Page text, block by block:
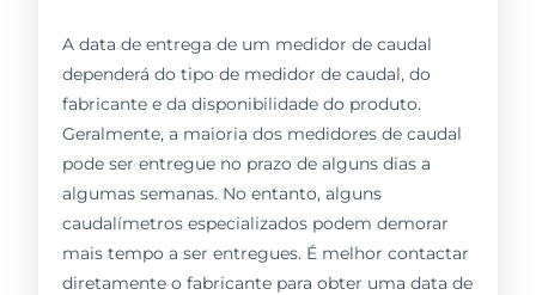
A data de entrega de um medidor de caudal
dependerá do tipo de medidor de caudal, do
fabricante e da disponibilidade do produto.
Geralmente, a maioria dos medidores de caudal
pode ser entregue no prazo de alguns dias a
algumas semanas. No entanto, alguns
caudalímetros especializados podem demorar
mais tempo a ser entregues. É melhor contactar
diretamente o fabricante para obter uma data de